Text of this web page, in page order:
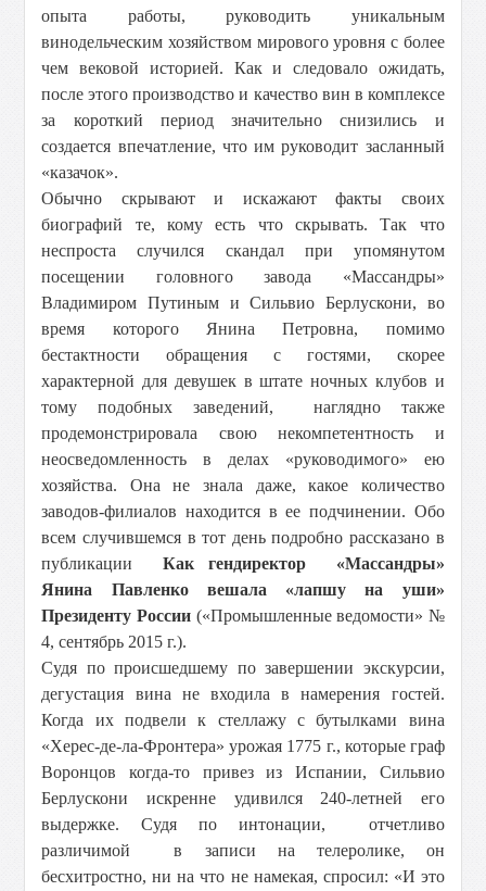
опыта работы, руководить уникальным
винодельческим хозяйством мирового уровня с более
чем вековой историей. Как и следовало ожидать,
после этого производство и качество вин в комплексе
за короткий период значительно снизились и
создается впечатление, что им руководит засланный
«казачок».
Обычно скрывают и искажают факты своих
биографий те, кому есть что скрывать. Так что
неспроста случился скандал при упомянутом
посещении головного завода «Массандры»
Владимиром Путиным и Сильвио Берлускони, во
время которого Янина Петровна, помимо
бестактности обращения с гостями, скорее
характерной для девушек в штате ночных клубов и
тому подобных заведений, наглядно также
продемонстрировала свою некомпетентность и
неосведомленность в делах «руководимого» ею
хозяйства. Она не знала даже, какое количество
заводов-филиалов находится в ее подчинении. Обо
всем случившемся в тот день подробно рассказано в
публикации Как гендиректор «Массандры»
Янина Павленко вешала «лапшу на уши»
Президенту России («Промышленные ведомости» №
4, сентябрь 2015 г.).
Судя по происшедшему по завершении экскурсии,
дегустация вина не входила в намерения гостей.
Когда их подвели к стеллажу с бутылками вина
«Херес-де-ла-Фронтера» урожая 1775 г., которые граф
Воронцов когда-то привез из Испании, Сильвио
Берлускони искренне удивился 240-летней его
выдержке. Судя по интонации, отчетливо
различимой в записи на телеролике, он
бесхитростно, ни на что не намекая, спросил: «И это